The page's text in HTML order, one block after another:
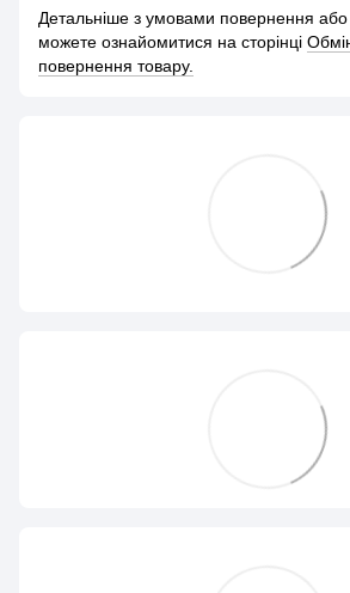
Детальніше з умовами повернення або
можете ознайомитися на сторінці
повернення товару.